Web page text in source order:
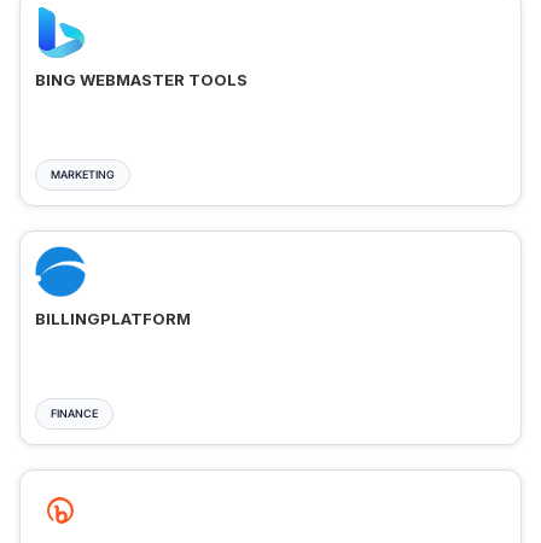
BING WEBMASTER TOOLS
MARKETING
BILLINGPLATFORM
FINANCE